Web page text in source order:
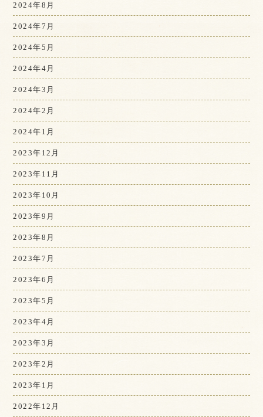
2024年8月
2024年7月
2024年5月
2024年4月
2024年3月
2024年2月
2024年1月
2023年12月
2023年11月
2023年10月
2023年9月
2023年8月
2023年7月
2023年6月
2023年5月
2023年4月
2023年3月
2023年2月
2023年1月
2022年12月